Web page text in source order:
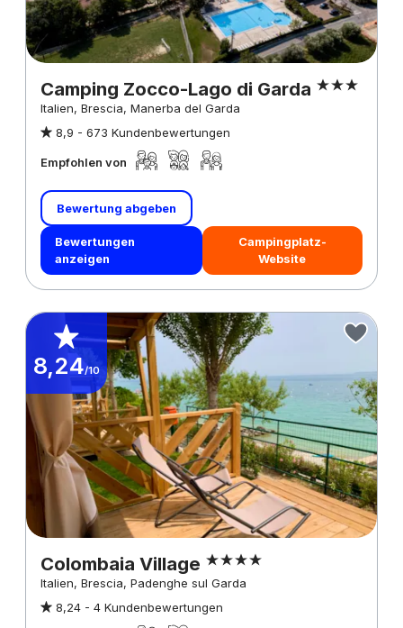
Camping Zocco-Lago di Garda
Italien, Brescia, Manerba del Garda
8,9 - 673 Kundenbewertungen
Empfohlen von
Bewertung abgeben
Bewertungen
anzeigen
Campingplatz-
Website
8,24/10
Colombaia Village
Italien, Brescia, Padenghe sul Garda
8,24 - 4 Kundenbewertungen